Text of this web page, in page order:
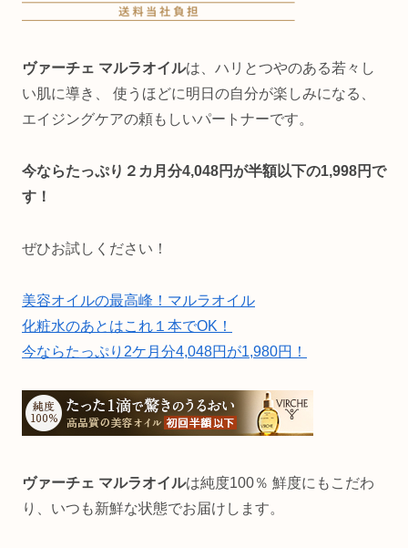
ヴァーチェ マルラオイルは、ハリとつやのある若々し
い肌に導き、 使うほどに明日の自分が楽しみになる、
エイジングケアの頼もしいパートナーです。
今ならたっぷり２カ月分4,048円が半額以下の1,998円で
す！
ぜひお試しください！
美容オイルの最高峰！マルラオイル
化粧水のあとはこれ１本でOK！
今ならたっぷり2ケ月分4,048円が1,980円！
ヴァーチェ マルラオイルは純度100％ 鮮度にもこだわ
り、いつも新鮮な状態でお届けします。